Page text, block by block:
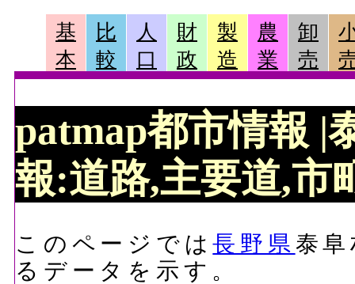
基
本
比
較
人
口
財
政
製
造
農
業
卸
売
patmap都市情報 |
報:道路,主要道,市
このページでは長野県 泰
るデータを示す。